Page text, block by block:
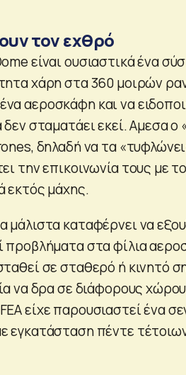
τον εχθρό
είναι ουσιαστικά ένα
χάρη στα 360 μοιρών
αεροσκάφη και να
δεν σταματάει εκεί. Αμεσα ο
δηλαδή να τα
την επικοινωνία τους με
εκτός μάχης.
μάλιστα καταφέρνει να
προβλήματα στα φίλια
σε σταθερό ή κινητό
να δρα σε διάφορους
είχε παρουσιαστεί ένα
εγκατάσταση πέντε